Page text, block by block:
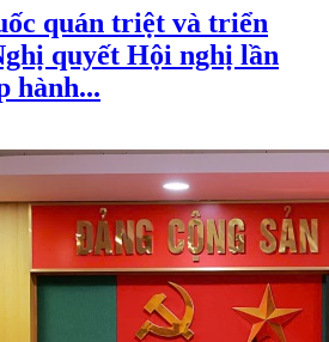
quán triệt và triển
quyết Hội nghị lần
hành...